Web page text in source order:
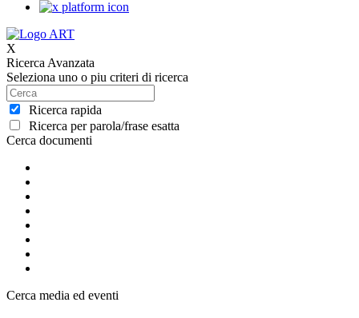
X
Ricerca Avanzata
Seleziona uno o piu criteri di ricerca
Ricerca rapida
Ricerca per parola/frase esatta
Cerca documenti
Cerca media ed eventi